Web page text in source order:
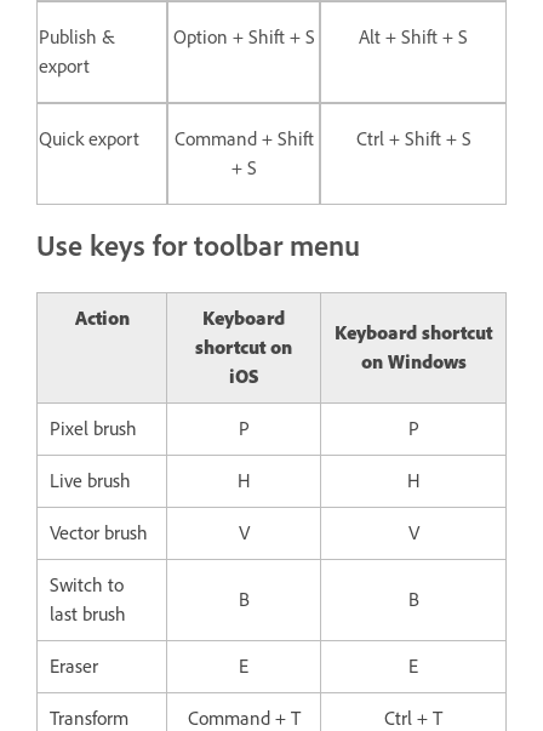
Publish &
export
Option + Shift + S Alt + Shift + S
Quick export
Command + Shift
+ S
Ctrl + Shift + S
Use keys for toolbar menu
Action
Keyboard
shortcut on
iOS
Keyboard shortcut
on Windows
Pixel brush P P
Live brush H H
Vector brush V V
Switch to
last brush
B B
Eraser E E
Transform Command + T Ctrl + T